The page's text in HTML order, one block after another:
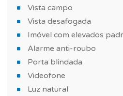
Vista campo
Vista desafogada
Imóvel com elevados
Alarme anti-roubo
Porta blindada
Videofone
Luz natural